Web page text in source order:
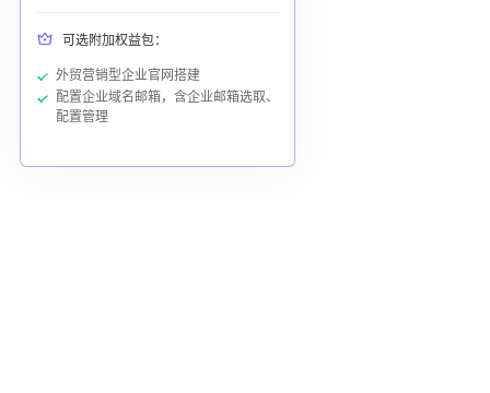
可选附加权益包：
外贸营销型企业官网搭建
配置企业域名邮箱，含企业邮箱选取、
配置管理